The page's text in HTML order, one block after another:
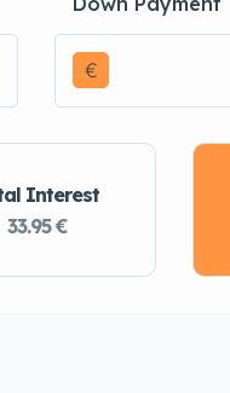
€
Interest
33.95 €